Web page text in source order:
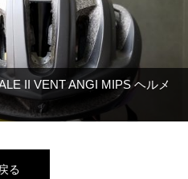
II VENT ANGI MIPS ヘルメ
る